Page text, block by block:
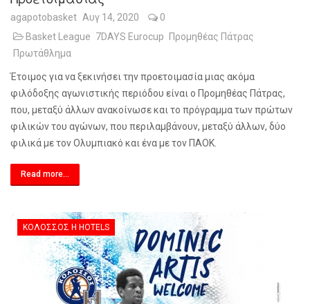
agapotobasket Αυγ 14, 2020
0
Basket League 7DAYS Eurocup
Προμηθέας Πάτρας
Πρωτάθλημα
Έτοιμος για να ξεκινήσει την προετοιμασία μιας ακόμα
φιλόδοξης αγωνιστικής περιόδου είναι ο Προμηθέας Πάτρας,
που, μεταξύ άλλων ανακοίνωσε και το πρόγραμμα των πρώτων
φιλικών του αγώνων, που περιλαμβάνουν, μεταξύ άλλων, δύο
φιλικά με τον Ολυμπιακό και ένα με τον ΠΑΟΚ.
Read more...
ΚΟΛΟΣΣΌΣ H HOTELS